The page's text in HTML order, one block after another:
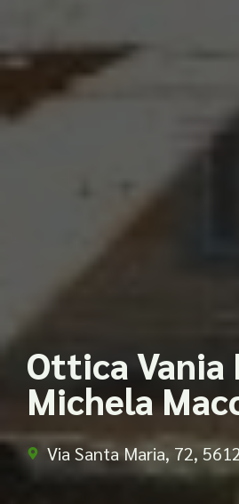
Ottica Vania
Michela
Via Santa Maria, 72,